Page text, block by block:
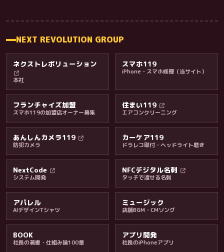
料金・保証・ご案内
NEXT REVOLUTION GROUP
ネクストレボリューション
本社
スマホ119
iPhone・スマホ修理（当サイト）
フランチャイズ加盟
スマホ119の加盟店オーナー募集
住まい119
エアコンクリーニング
あんしんカメラ119
防犯カメラ
カーケア119
ドラレコ取付・ヘッドライト磨き
NextCode
システム開発
NFCデジタル名刺
タッチで渡せる名刺
アパレル
AIデザインTシャツ
ミュージック
店舗BGM・CMソング
BOOK
社長の著書・仕組み論100章
アプリ開発
社長のiPhoneアプリ